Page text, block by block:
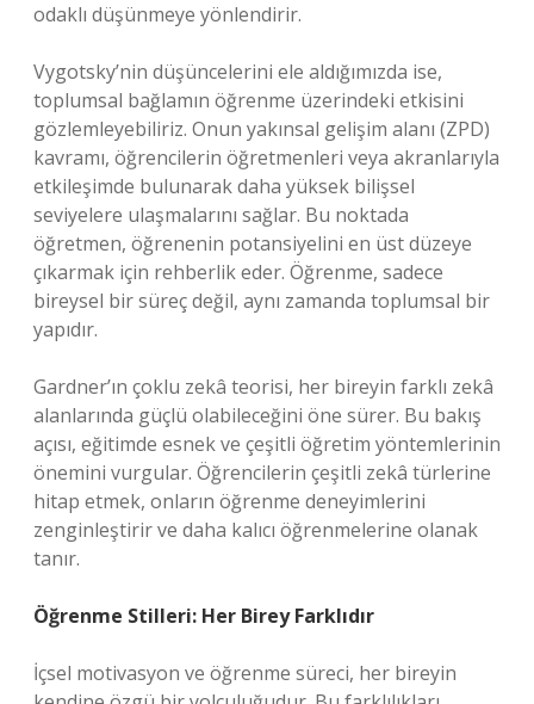
odaklı düşünmeye yönlendirir.
Vygotsky’nin düşüncelerini ele aldığımızda ise,
toplumsal bağlamın öğrenme üzerindeki etkisini
gözlemleyebiliriz. Onun yakınsal gelişim alanı (ZPD)
kavramı, öğrencilerin öğretmenleri veya akranlarıyla
etkileşimde bulunarak daha yüksek bilişsel
seviyelere ulaşmalarını sağlar. Bu noktada
öğretmen, öğrenenin potansiyelini en üst düzeye
çıkarmak için rehberlik eder. Öğrenme, sadece
bireysel bir süreç değil, aynı zamanda toplumsal bir
yapıdır.
Gardner’ın çoklu zekâ teorisi, her bireyin farklı zekâ
alanlarında güçlü olabileceğini öne sürer. Bu bakış
açısı, eğitimde esnek ve çeşitli öğretim yöntemlerinin
önemini vurgular. Öğrencilerin çeşitli zekâ türlerine
hitap etmek, onların öğrenme deneyimlerini
zenginleştirir ve daha kalıcı öğrenmelerine olanak
tanır.
Öğrenme Stilleri: Her Birey Farklıdır
İçsel motivasyon ve öğrenme süreci, her bireyin